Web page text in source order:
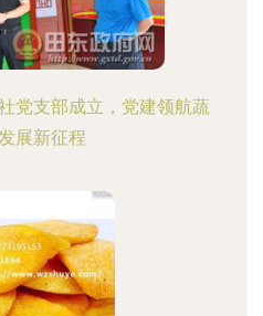
党支部成立，党建领航蔬
展新征程